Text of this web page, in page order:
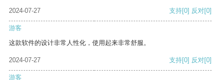
2024-07-27 支持[0] 反对[0]
游客
这款软件的设计非常人性化，使用起来非常舒服。
2024-07-27 支持[0] 反对[0]
游客